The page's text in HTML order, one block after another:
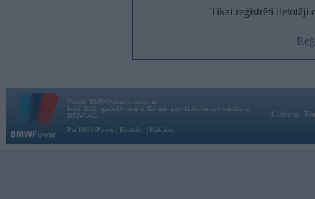
Tikai reģistrēti lietotāji
Vortāls BMWPower.lv darbojas
kopš 2002. gada 14. maija. Tas nav auto klubs un nav saistīts ar
BMW AG.
Par BMWPower
Kontakti Reklāma
Galvena